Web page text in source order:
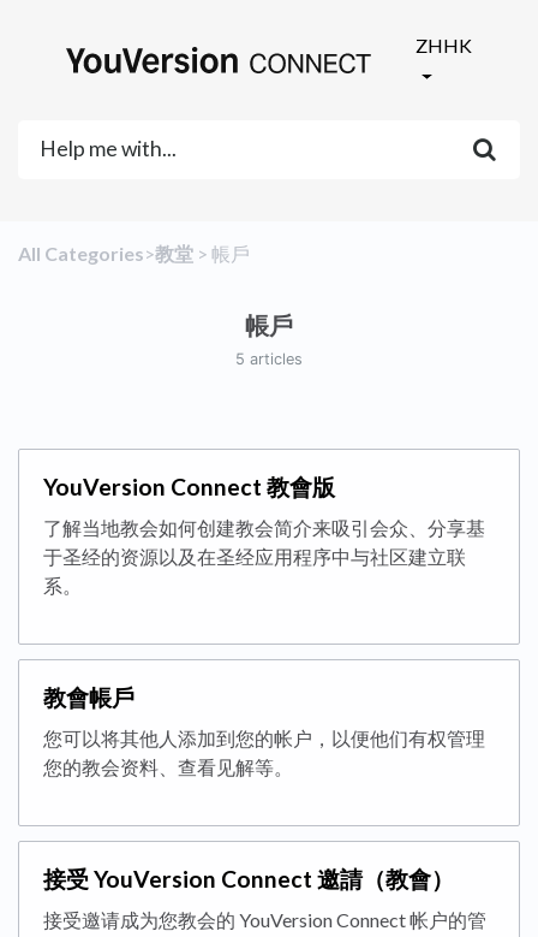
ZHHK
All Categories​>​​教堂 ​ > ​ ​帳戶
帳戶
5 articles
YouVersion Connect 教會版
了解当地教会如何创建教会简介来吸引会众、分享基
于圣经的资源以及在圣经应用程序中与社区建立联
系。
教會帳戶
您可以将其他人添加到您的帐户，以便他们有权管理
您的教会资料、查看见解等。
接受 YouVersion Connect 邀請（教會）
接受邀请成为您教会的 YouVersion Connect 帐户的管